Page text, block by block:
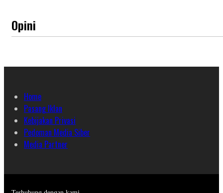
Opini
Home
Pasang Iklan
Kebijakan Privasi
Pedoman Media Siber
Media Partner